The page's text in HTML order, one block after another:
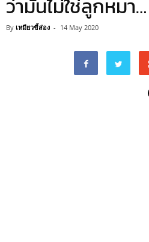
ว่ามันไม่ใช่ลูกหมา…
By เหมียวขี้ส่อง - 14 May 2020